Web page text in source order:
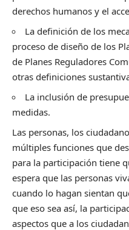
derechos humanos y el
La definición de los
proceso de diseño de los
de Planes Reguladores
otras definiciones
La inclusión de
medidas.
Las personas, los
múltiples funciones que
para la participación tiene
espera que las personas
cuando lo hagan sientan
que eso sea así, la
aspectos que a los